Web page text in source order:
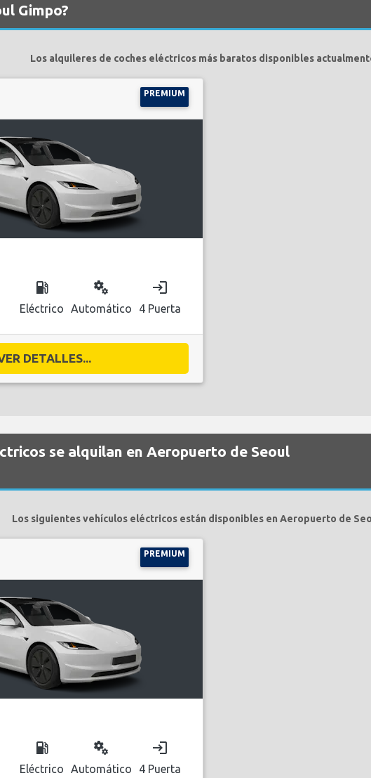
Gimpo?
Los alquileres de coches eléctricos más baratos disponibles
PREMIUM
local_gas_station
Eléctrico
miscellaneous_services
Automático
login
4 Puerta
DETALLES...
se alquilan en Aeropuerto de Seoul
Los siguientes vehículos eléctricos están disponibles en Aeropuerto de
PREMIUM
local_gas_station
Eléctrico
miscellaneous_services
Automático
login
4 Puerta